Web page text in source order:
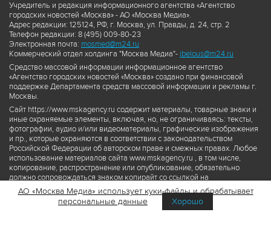
Учредитель и редакция информационного агентства «Агентство
городских новостей «Москва» - АО «Москва Медиа».
Адрес редакции: 125124, РФ, г. Москва, ул. Правды, д. 24, стр. 2
Телефон редакции: 8 (495) 009-80-23
Электронная почта: mosmed@m24.ru
Коммерческий отдел холдинга "Москва Медиа"- ibelous@m24.ru
Средство массовой информации информационное агентство
«Агентство городских новостей «Москва» создано при финансовой
поддержке Департамента средств массовой информации и рекламы г.
Москвы.
Сайт https://www.mskagency.ru содержит материалы, товарные знаки и
иные охраняемые элементы, включая, но, не ограничиваясь: тексты,
фотографии, аудио и/или видеоматериалы, графические изображения
и пр., которые охраняются в соответствии с законодательством
Российской Федерации об авторском праве и смежных правах. Любое
использование материалов сайта www.mskagency.ru , в том числе,
копирование, распространение или опубликование, обязательно
должно сопровождаться знаком копирайт со ссылкой на
правообладателя © АО «Москва Медиа», а также гиперссылкой на сайт
www.mskagency.ru как на первоисточник информации. Переработка
материалов сайта www.mskagency.ru не допускается.
АО «Москва Медиа» использует куки-файлы и обрабатывает
персональные данные
Хорошо